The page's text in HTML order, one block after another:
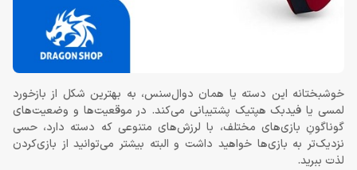
خوشبختانه این دسته‌ یا همان دوال‌سنس، به بهترین شکل از بازخورد
لمسی یا فیدبک هپتیک پشتیبانی می‌کند. در موقعیت‌ها و وضعیت‌های
گوناگونِ بازی‌های مختلف، با لرزش‌های متنوعی که دسته دارد، حسی
نزدیک‌تر به بازی‌ها خواهید داشت و البته بیشتر می‌توانید از بازی‌کردن
لذت ببرید.